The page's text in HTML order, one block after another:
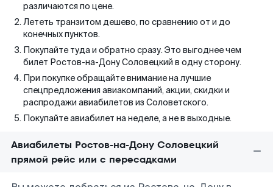
различаются по цене.
Лететь транзитом дешево, по сравнению от и до
конечных пунктов.
Покупайте туда и обратно сразу. Это выгоднее чем
билет Ростов-на-Дону Соловецкий в одну сторону.
При покупке обращайте внимание на лучшие
спецпредложения авиакомпаний, акции, скидки и
распродажи авиабилетов из Соловетского.
Покупайте авиабилет на неделе, а не в выходные.
Авиабилеты Ростов-на-Дону Соловецкий
прямой рейс или с пересадками